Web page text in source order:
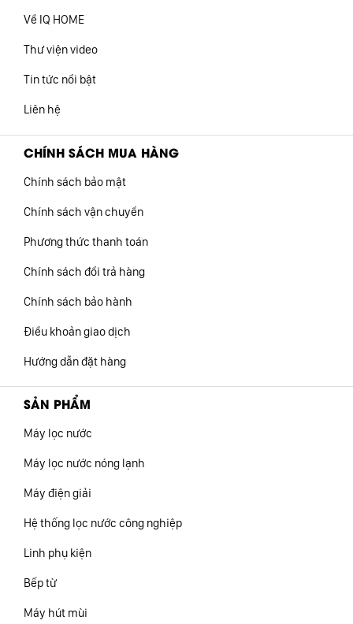
Về IQ HOME
Thư viện video
Tin tức nổi bật
Liên hệ
CHÍNH SÁCH MUA HÀNG
Chính sách bảo mật
Chính sách vận chuyển
Phương thức thanh toán
Chính sách đổi trả hàng
Chính sách bảo hành
Điều khoản giao dịch
Hướng dẫn đặt hàng
SẢN PHẨM
Máy lọc nước
Máy lọc nước nóng lạnh
Máy điện giải
Hệ thống lọc nước công nghiệp
Linh phụ kiện
Bếp từ
Máy hút mùi